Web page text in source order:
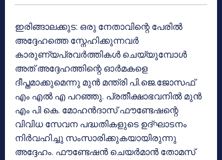
ഇരിങ്ങാലക്കുട: ഒരു നേതാവിന്റെ പേരിൽ
അദ്ദേഹത്തെ സ്നേഹിക്കുന്നവർ
കാരുണ്യപ്രവർത്തികൾ ചെയ്യുമ്പോൾ
അത് അദ്ദേഹത്തിന്റെ ഓർമകളെ
ദീപ്തമാക്കുമെന്നു മുൻ മന്ത്രി പി.ജെ.ജോസഫ്
എം എൽ എ പറഞ്ഞു. പ്രതീക്ഷാഭവനിൽ മുൻ
എം പി കെ. മോഹൻദാസ് ഫൗണ്ടേഷന്റെ
വിവിധ സേവന പദ്ധതികളുടെ ഉദ്‌ഘാടനം
നിർവഹിച്ചു സംസാരിക്കുകയായിരുന്നു
അദ്ദേഹം. ഫൗണ്ടേഷൻ ചെയർമാൻ തോമസ്